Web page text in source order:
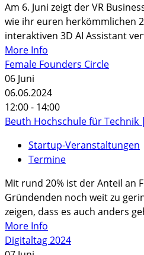
Am 6. Juni zeigt der VR
wie ihr euren herkömmlichen
interaktiven 3D AI Assistant
More Info
Female Founders Circle
06 Juni
06.06.2024
12:00 - 14:00
Beuth Hochschule für Technik
Startup-Veranstaltungen
Termine
Mit rund 20% ist der Anteil an
Gründenden noch weit zu
zeigen, dass es auch anders
More Info
Digitaltag 2024